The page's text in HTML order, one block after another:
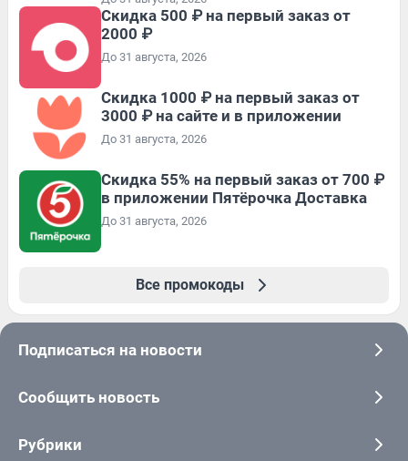
Скидка 500 ₽ на первый заказ от
2000 ₽
До 31 августа, 2026
Скидка 1000 ₽ на первый заказ от
3000 ₽ на сайте и в приложении
До 31 августа, 2026
Скидка 55% на первый заказ от 700 ₽
в приложении Пятёрочка Доставка
До 31 августа, 2026
Все промокоды
Подписаться на новости
Сообщить новость
Рубрики